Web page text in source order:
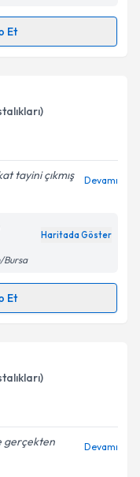
ilişkin
belirtilen
Et
takvimi talebi
almanız için bir
bilgilendireceğiz.
ilişkin
Aydınlatma
tayini çıkmış
Devamı
Haritada Göster
Bursa
Et
takvimi talebi
almanız için bir
bilgilendireceğiz.
gerçekten
Devamı